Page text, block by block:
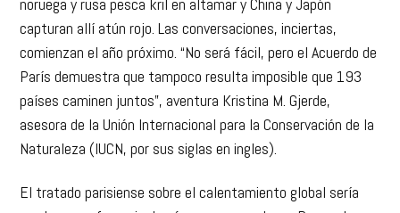
capturan allí atún rojo. Las conversaciones, inciertas,
comienzan el año próximo. “No será fácil, pero el Acuerdo de
París demuestra que tampoco resulta imposible que 193
países caminen juntos”, aventura Kristina M. Gjerde,
asesora de la Unión Internacional para la Conservación de la
Naturaleza (IUCN, por sus siglas en ingles).
El tratado parisiense sobre el calentamiento global sería